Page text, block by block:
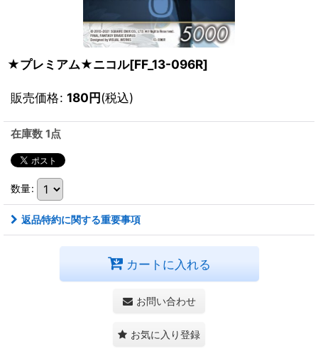
★プレミアム★ニコル[FF_13-096R]
販売価格: 180円(税込)
在庫数 1点
数量:
返品特約に関する重要事項
カートに入れる
お問い合わせ
お気に入り登録